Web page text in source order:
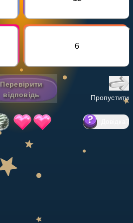
6
Перевірити
відповідь
Пропустити
?